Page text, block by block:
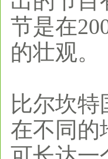
节是在
的壮观。
比尔坎
在不同的